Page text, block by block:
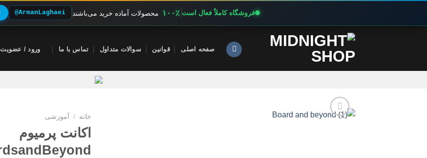
فروشگاه کاملاً فعال است ۱۰۰٪ محصولات آماده خرید می‌باشند @ArmanLaghaei
صفحه اصلی قوانین سوالات متداول تماس با ما ورود / عضویت
خانه / آموزشی
اکانت پرمیوم